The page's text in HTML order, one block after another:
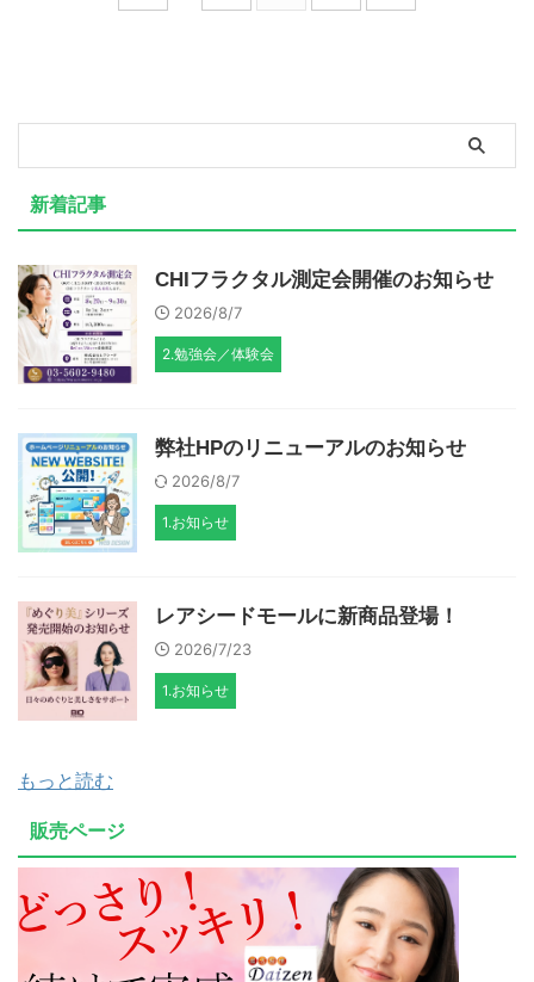
新着記事
CHIフラクタル測定会開催のお知らせ
2026/8/7
2.勉強会／体験会
弊社HPのリニューアルのお知らせ
2026/8/7
1.お知らせ
レアシードモールに新商品登場！
2026/7/23
1.お知らせ
もっと読む
販売ページ